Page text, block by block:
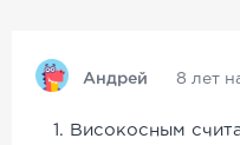
Андрей 8 лет
1. Високосным